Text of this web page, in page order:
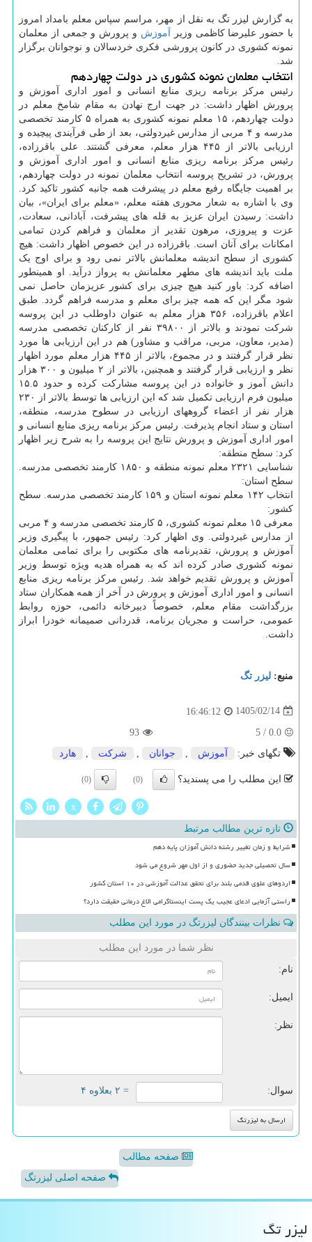
به گزارش لیزر تگ به نقل از مهر، مراسم سپاس معلم بامداد امروز
با حضور علیرضا کاظمی وزیر
آموزش و پرورش و جمعی از معلمان
نمونه کشوری در کانون پرورشی فکری خردسالان و نوجوانان برگزار
شد.
انتخاب معلمان نمونه کشوری در دولت چهاردهم
رئیس مرکز برنامه ریزی منابع انسانی و امور اداری آموزش و
پرورش اظهار داشت: در جهت ارج نهادن به مقام شامخ معلم در
دولت چهاردهم، ۱۵ معلم نمونه کشوری به همراه ۵ کارمند تخصصی
مدرسه و ۴ مربی از مدارس غیردولتی، بعد از طی فرآیندی پیچیده و
ارزیابی بالاتر از ۴۴۵ هزار معلم، معرفی گشتند. علی باقرزاده،
رئیس مرکز برنامه ریزی منابع انسانی و امور اداری آموزش و
پرورش، در تشریح پروسه انتخاب معلمان نمونه در دولت چهاردهم،
بر اهمیت جایگاه رفیع معلم در پیشرفت همه جانبه کشور تاکید کرد.
وی با اشاره به شعار محوری هفته معلم، «معلم برای ایران»، بیان
داشت: رسیدن ایران عزیز به قله های پیشرفت، آبادانی، سعادت،
عزت و پیروزی، مرهون تقدیر از معلمان و فراهم کردن تمامی
امکانات برای آنان است. باقرزاده در این خصوص اظهار داشت: هیچ
کشوری از سطح اندیشه معلمانش بالاتر نمی رود و برای اوج یک
ملت باید اندیشه های مطهر معلمانش به پرواز درآید. او همینطور
اضافه کرد: باور کنید هیچ چیزی برای کشور عزیزمان حاصل نمی
شود مگر این که همه چیز برای معلم و مدرسه فراهم گردد. طبق
اعلام باقرزاده، ۳۵۶ هزار معلم به عنوان داوطلب در این پروسه
شرکت نمودند و بالاتر از ۳۹۸۰۰ نفر از کارکنان تخصصی مدرسه
(مدیر، معاون، مربی، مراقب و مشاور) هم در این ارزیابی ها مورد
نظر قرار گرفتند و در مجموع، بالاتر از ۴۴۵ هزار معلم مورد اظهار
نظر و ارزیابی قرار گرفتند و همچنین، بالاتر از ۲ میلیون و ۳۰۰ هزار
دانش آموز و خانواده در این پروسه مشارکت کرده و حدود ۱۵.۵
میلیون فرم ارزیابی تکمیل شد که این ارزیابی ها توسط بالاتر از ۲۳۰
هزار نفر از اعضاء گروههای ارزیابی در سطوح مدرسه، منطقه،
استان و ستاد انجام پذیرفت. رئیس مرکز برنامه ریزی منابع انسانی و
امور اداری آموزش و پرورش نتایج این پروسه را به شرح زیر اظهار
کرد: سطح منطقه:
شناسایی ۲۳۲۱ معلم نمونه منطقه و ۱۸۵۰ کارمند تخصصی مدرسه.
سطح استان:
انتخاب ۱۴۲ معلم نمونه استان و ۱۵۹ کارمند تخصصی مدرسه. سطح
کشور:
معرفی ۱۵ معلم نمونه کشوری، ۵ کارمند تخصصی مدرسه و ۴ مربی
از مدارس غیردولتی. وی اظهار کرد: رئیس جمهور، با پیگیری وزیر
آموزش و پرورش، تقدیرنامه های مکتوبی را برای تمامی معلمان
نمونه کشوری صادر کرده اند که به همراه هدیه ویژه توسط وزیر
آموزش و پرورش تقدیم خواهد شد. رئیس مرکز برنامه ریزی منابع
انسانی و امور اداری آموزش و پرورش در آخر از همه همکاران ستاد
بزرگداشت مقام معلم، خصوصاً دبیرخانه دائمی، حوزه روابط
عمومی، حراست و مجریان برنامه، قدردانی صمیمانه خودرا ابراز
داشت.
منبع: لیزر تگ
1405/02/14
16:46:12
0.0
/
5
93
تگهای خبر:
آموزش , جوانان , شركت , هارد
این مطلب را می پسندید؟ (0)
(0)
x
تازه ترین مطالب مرتبط
شرایط و زمان تغییر رشته دانش آموزان پایه دهم
سال تحصیلی جدید حضوری و از اول مهر شروع می شود
اردوهای علوی قدمی بلند برای تحقق عدالت آموزشی در ۱۰ استان کشور
راستی آزمایی ادعای عجیب یک پست اینستاگرامی الاغ درمانی حقیقت دارد؟
نظرات بینندگان لیزرتگ در مورد این مطلب
نظر شما در مورد این مطلب
نام:
ایمیل:
نظر:
سوال: = ۲ بعلاوه ۴
صفحه مطالب
صفحه اصلی لیزرتگ
لیزر تگ